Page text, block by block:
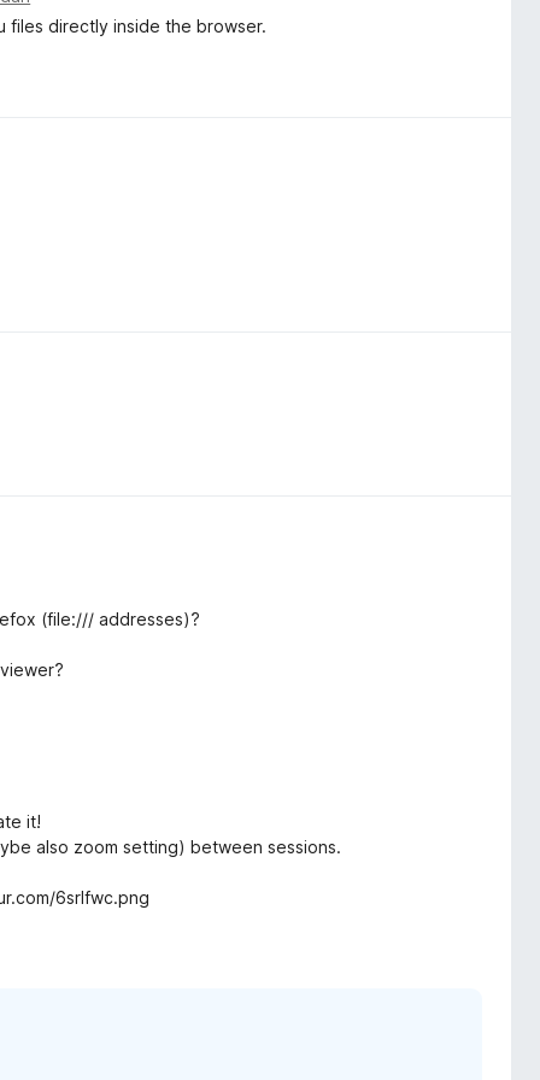
files directly inside the browser.
(file:/// addresses)?
it!
also zoom setting) between sessions.
6srIfwc.png